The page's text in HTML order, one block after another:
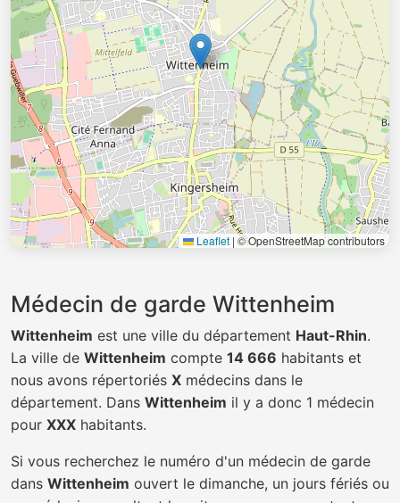
Leaflet | © OpenStreetMap contributors
Médecin de garde Wittenheim
Wittenheim est une ville du département Haut-Rhin.
La ville de Wittenheim compte 14 666 habitants et
nous avons répertoriés X médecins dans le
département. Dans Wittenheim il y a donc 1 médecin
pour XXX habitants.
Si vous recherchez le numéro d'un médecin de garde
dans Wittenheim ouvert le dimanche, un jours fériés ou